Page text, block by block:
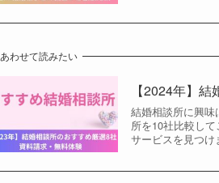
あわせて読みたい
【2024年】
結婚相談所に興
所を10社比較し
サービスを見つけ